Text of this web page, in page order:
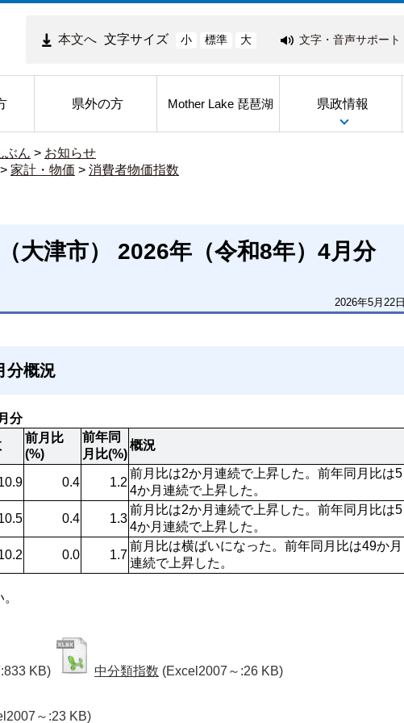
本文へ 文字サイズ 小 標準 大 文字・音声サポート
県外の方 Mother Lake 琵琶湖 県政情報
ぶん > お知らせ
> 家計・物価 > 消費者物価指数
大津市） 2026年（令和8年）4月分
2026年5月22日
分概況
分
前月比
(%)
前年同
月比(%)
概況
0.4 1.2
前月比は2か月連続で上昇した。前年同月比は5
4か月連続で上昇した。
0.4 1.3
前月比は2か月連続で上昇した。前年同月比は5
4か月連続で上昇した。
0.0 1.7
前月比は横ばいになった。前年同月比は49か月
連続で上昇した。
KB) 中分類指数 (Excel2007～:26 KB)
～:23 KB)